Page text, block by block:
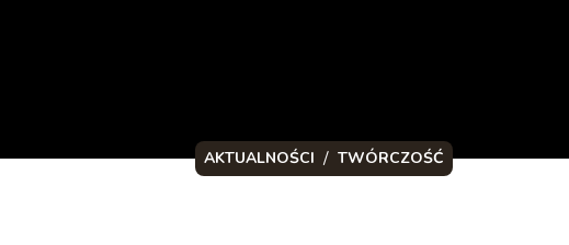
AKTUALNOŚCI / TWÓRCZOŚĆ